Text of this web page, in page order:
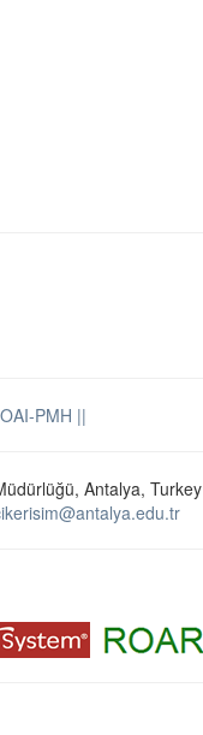
OAI-PMH ||
Antalya, Turkey